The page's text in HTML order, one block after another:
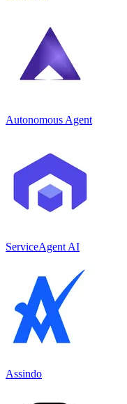
Autonomous Agent
ServiceAgent AI
Assindo